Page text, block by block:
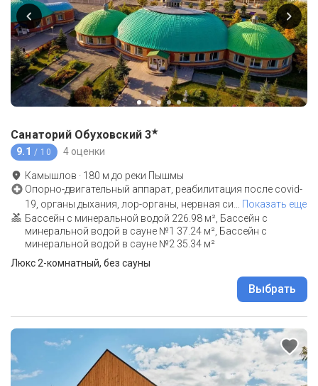
Санаторий Обуховский 3★
9.1 / 10 4 оценки
Камышлов · 180 м до реки Пышмы
Опорно-двигательный аппарат, реабилитация после covid-
19, органы дыхания, лор-органы, нервная си
Показать еще
Бассейн с минеральной водой 226.98 м², Бассейн с
минеральной водой в сауне №1 37.24 м², Бассейн с
минеральной водой в сауне №2 35.34 м²
Люкс 2-комнатный, без сауны
Выбрать